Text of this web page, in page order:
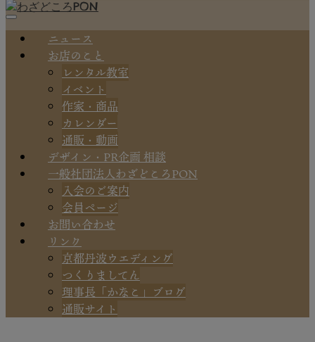
ニュース
お店のこと
レンタル教室
イベント
作家・商品
カレンダー
通販・動画
デザイン・PR企画 相談
一般社団法人わざどころPON
入会のご案内
会員ページ
お問い合わせ
リンク
京都丹波ウエディング
つくりましてん
理事長「かなこ」ブログ
通販サイト